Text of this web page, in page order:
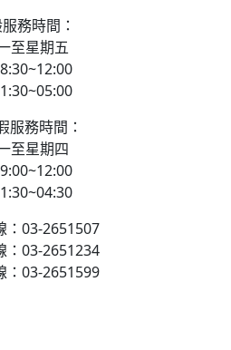
務時間：
至星期五
服務時間：
至星期四
：03-2651507
：03-2651234
：03-2651599